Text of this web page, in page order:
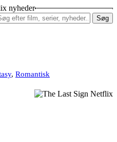
nyheder
Søg
, Romantisk